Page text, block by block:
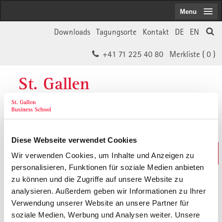
Diese Webseite verwendet Cookies
Wir verwenden Cookies, um Inhalte und Anzeigen zu
personalisieren, Funktionen für soziale Medien anbieten
zu können und die Zugriffe auf unsere Website zu
analysieren. Außerdem geben wir Informationen zu Ihrer
Verwendung unserer Website an unsere Partner für
soziale Medien, Werbung und Analysen weiter. Unsere
EN
DE
Kontakt
Tagungsorte
Downloads
Merkliste ( 0 )
+41 71 225 40 80
St. Gallen
Business School
Weiterbildungs-Suche
In 30 Sekunden das Passende finden
Menu
Der von Ihnen gesuchte Inhalt ist